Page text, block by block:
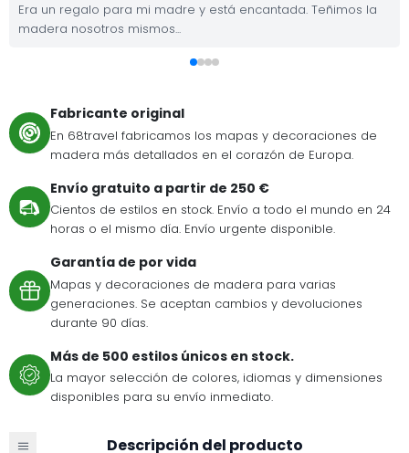
Era un regalo para mi madre y está encantada. Teñimos la
madera nosotros mismos...
Fabricante original
En 68travel fabricamos los mapas y decoraciones de
madera más detallados en el corazón de Europa.
Envío gratuito a partir de 250 €
Cientos de estilos en stock. Envío a todo el mundo en 24
horas o el mismo día. Envío urgente disponible.
Garantía de por vida
Mapas y decoraciones de madera para varias
generaciones. Se aceptan cambios y devoluciones
durante 90 días.
Más de 500 estilos únicos en stock.
La mayor selección de colores, idiomas y dimensiones
disponibles para su envío inmediato.
Descripción del producto